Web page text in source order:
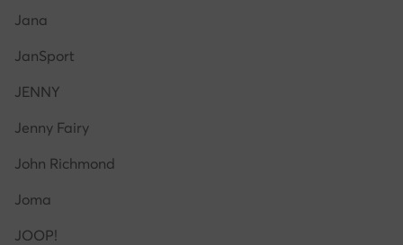
Jana
JanSport
JENNY
Jenny Fairy
John Richmond
Joma
JOOP!